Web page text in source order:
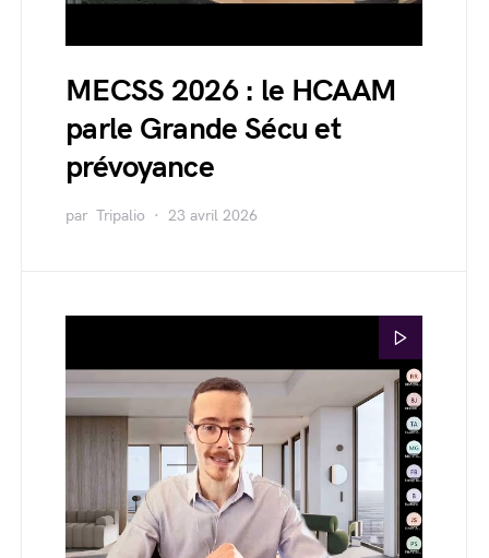
MECSS 2026 : le HCAAM
parle Grande Sécu et
prévoyance
par Tripalio 23 avril 2026